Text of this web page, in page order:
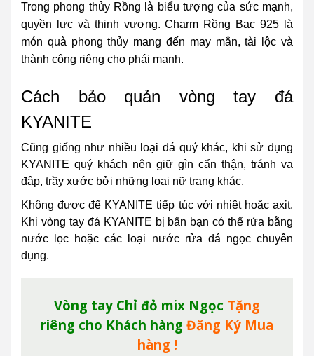
Trong phong thủy Rồng là biểu tượng của sức mạnh,
quyền lực và thịnh vượng. Charm Rồng Bạc 925 là
món quà phong thủy mang đến may mắn, tài lộc và
thành công riêng cho phái mạnh.
Cách bảo quản vòng tay đá
KYANITE
Cũng giống như nhiều loại đá quý khác, khi sử dụng
KYANITE quý khách nên giữ gìn cẩn thận, tránh va
đập, trầy xước bởi những loại nữ trang khác.
Không được để KYANITE tiếp túc với nhiệt hoặc axit.
Khi vòng tay đá KYANITE bị bẩn bạn có thể rửa bằng
nước lọc hoặc các loại nước rửa đá ngọc chuyên
dụng.
Vòng tay Chỉ đỏ mix Ngọc Tặng
riêng cho Khách hàng Đăng Ký Mua
hàng !